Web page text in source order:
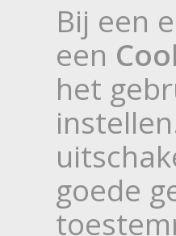
Bij een
een
het
goede